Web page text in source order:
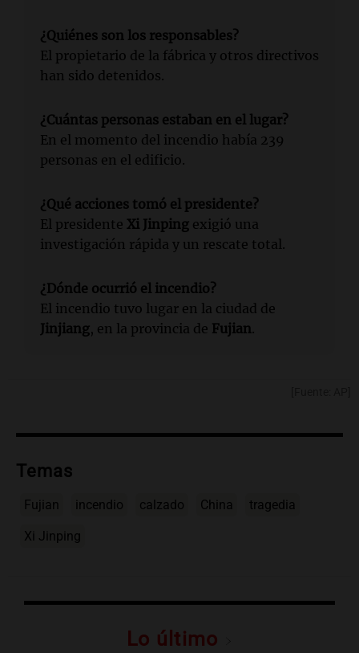
¿Quiénes son los responsables?
El propietario de la fábrica y otros directivos
han sido detenidos.
¿Cuántas personas estaban en el lugar?
En el momento del incendio había 239
personas en el edificio.
¿Qué acciones tomó el presidente?
El presidente Xi Jinping exigió una
investigación rápida y un rescate total.
¿Dónde ocurrió el incendio?
El incendio tuvo lugar en la ciudad de
Jinjiang, en la provincia de Fujian.
Temas
Fujian incendio calzado China tragedia
Xi Jinping
Lo último